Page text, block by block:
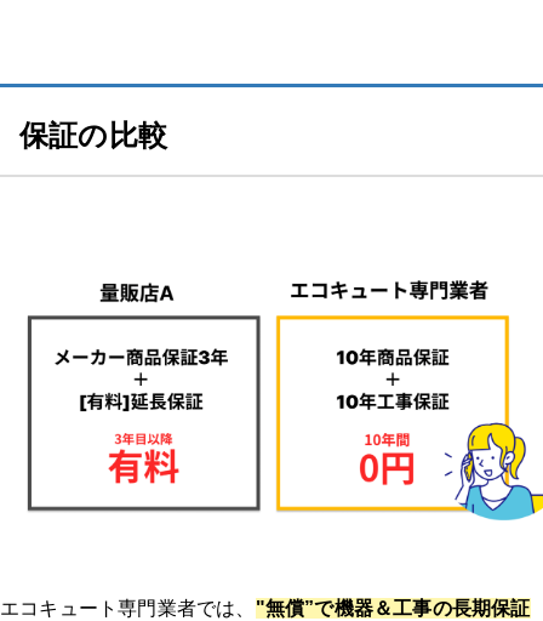
どのようなトラブルでしたか？修理/交換するに至った経緯、原
業者はどのように選びましたか？複数見積もりを取ったのか、決
め手や重要視した点があれば教えてください。
連絡してからの流れを教えてください。（どのような調査があっ
か？
保証の比較
エコキュート専門業者では、 "無償”で機器＆工事の長期保証